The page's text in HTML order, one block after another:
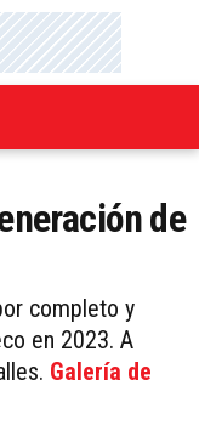
de
completo y
en 2023. A
Galería de